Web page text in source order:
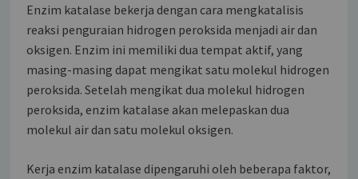
Enzim katalase bekerja dengan cara mengkatalisis
reaksi penguraian hidrogen peroksida menjadi air dan
oksigen. Enzim ini memiliki dua tempat aktif, yang
masing-masing dapat mengikat satu molekul hidrogen
peroksida. Setelah mengikat dua molekul hidrogen
peroksida, enzim katalase akan melepaskan dua
molekul air dan satu molekul oksigen.
Kerja enzim katalase dipengaruhi oleh beberapa faktor,